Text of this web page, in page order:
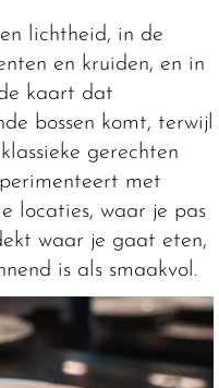
lichtheid, in de
en kruiden, en in
kaart dat
bossen komt, terwijl
gerechten
met
locaties, waar je pas
waar je gaat eten,
is als smaakvol.